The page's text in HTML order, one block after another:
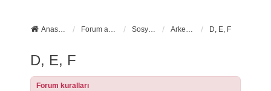
Anasayfa Forum ana sayfa Sosyal Forumlarımız Arkeo-TR Sözlük D, E, F
D, E, F
Forum kuralları